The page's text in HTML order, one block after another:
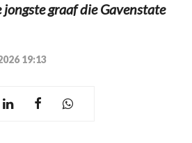
graaf die Gavenstate
19:13